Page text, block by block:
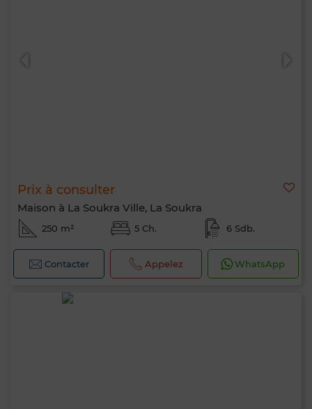
Prix à consulter
Maison à La Soukra Ville, La Soukra
250 m² 5 Ch. 6 Sdb.
Contacter Appelez WhatsApp